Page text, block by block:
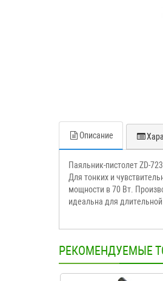
Описание
Паяльник-пистолет ZD-
Для тонких и
мощности в 70 Вт.
идеальна для
РЕКОМЕНДУЕМЫЕ